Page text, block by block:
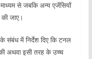
से जबकि अन्य एजेंसियों
जाए।
के संबंध में निर्देश दिए कि टनल
अथवा इसी तरह के उच्च